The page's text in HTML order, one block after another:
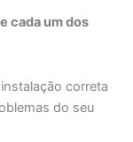
cada um dos
correta
do seu